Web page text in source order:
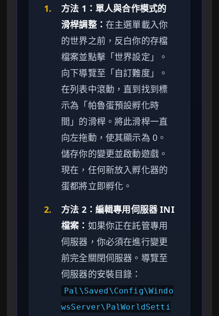
1.
方法 1：單人與合作模式的
滑桿調整： 在主選單載入你
的世界之前，反白你的存檔
檔案並點擊「世界設定」。
向下導覽至「自訂難度」。
在列表中滾動，直到找到標
示為「帕魯蛋預設孵化時
間」的滑桿。將此滑桿一直
向左拖動，使其顯示為 0。
儲存你的變更並啟動遊戲。
現在，任何新放入孵化器的
蛋都將立即孵化。
2.
方法 2：編輯專用伺服器 INI
檔案： 如果你正在託管專用
伺服器，你必須在進行變更
前完全關閉伺服器。導覽至
伺服器的安裝目錄：
Pal\Saved\Config\Windo
wsServer\PalWorldSetti